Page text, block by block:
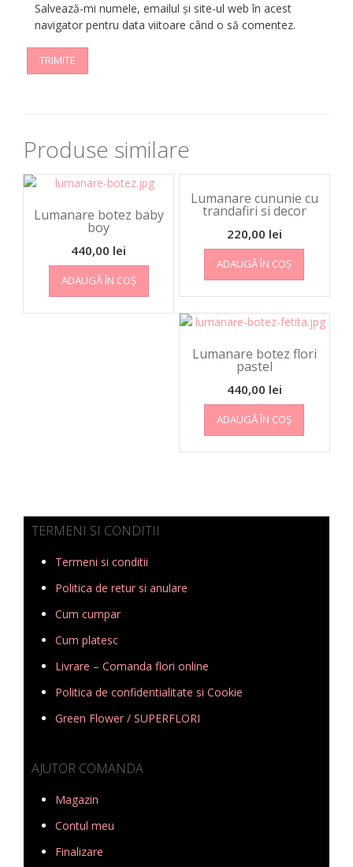
Salvează-mi numele, emailul și site-ul web în acest
navigator pentru data viitoare când o să comentez.
Produse similare
Lumanare botez baby
boy
440,00 lei
ADAUGĂ ÎN COȘ
Lumanare cununie cu
trandafiri si decor
220,00 lei
ADAUGĂ ÎN COȘ
Lumanare botez flori
pastel
440,00 lei
ADAUGĂ ÎN COȘ
TERMENI SI CONDITII
Termeni si conditii
Politica de retur si anulare
Cum cumpar
Cum platesc
Livrare – Comanda flori online
Politica de confidentialitate si Cookie
Green Flower / SUPERFLORI
AJUTOR COMANDA
Magazin
Contul meu
Finalizare